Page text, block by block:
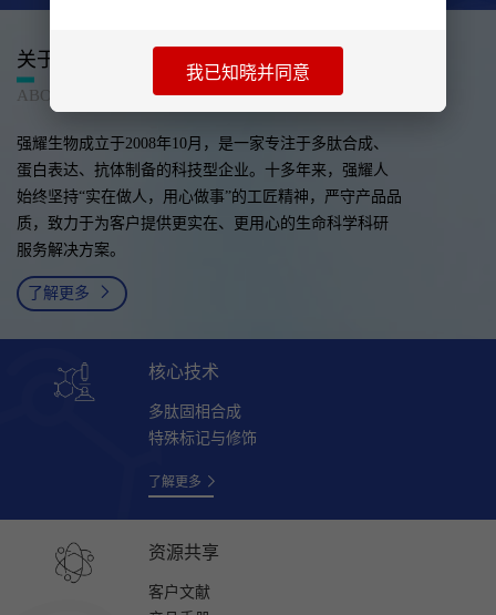
关于我们
ABOUT US
强耀生物成立于2008年10月，是一家专注于多肽合成、
蛋白表达、抗体制备的科技型企业。十多年来，强耀人
始终坚持“实在做人，用心做事”的工匠精神，严守产品品
质，致力于为客户提供更实在、更用心的生命科学科研
服务解决方案。
了解更多
核心技术
多肽固相合成
特殊标记与修饰
了解更多
资源共享
客户文献
我已知晓并同意